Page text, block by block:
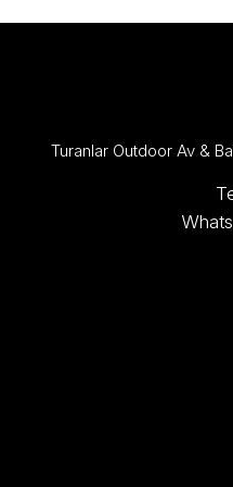
Turanlar Outdoor Av &